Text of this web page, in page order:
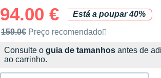
94.00 €
Está a poupar 40%
Preço de venda recomendado pela marca
159.0€ Preço recomendado
Consulte o guia de tamanhos antes de
ao carrinho.